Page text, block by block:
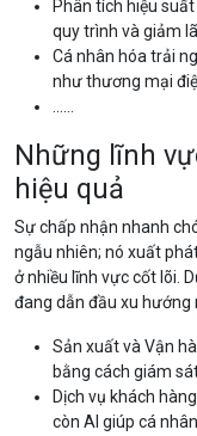
Phân tích hiệu
quy trình và giảm
Cá nhân hóa trải
như thương mại
Những lĩnh
hiệu quả
Sự chấp nhận nhanh
ngẫu nhiên; nó xuất
ở nhiều lĩnh vực cốt lõi.
đang dẫn đầu xu hướng
Sản xuất và Vận
bằng cách giám
Dịch vụ khách
còn AI giúp cá